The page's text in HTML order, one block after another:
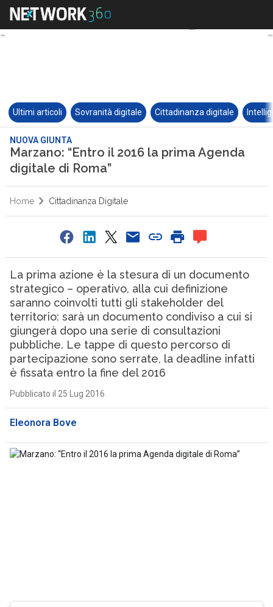
Ultimi articoli Sovranità digitale Cittadinanza digitale
NUOVA GIUNTA
Marzano: “Entro il 2016 la prima Agenda
digitale di Roma”
Home Cittadinanza Digitale
La prima azione è la stesura di un documento
strategico – operativo, alla cui definizione
saranno coinvolti tutti gli stakeholder del
territorio: sarà un documento condiviso a cui si
giungerà dopo una serie di consultazioni
pubbliche. Le tappe di questo percorso di
partecipazione sono serrate, la deadline infatti
è fissata entro la fine del 2016
Pubblicato il 25 Lug 2016
Eleonora Bove